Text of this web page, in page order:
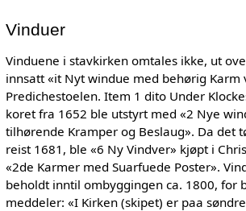
Vinduer
Vinduene i stavkirken omtales ikke, ut
innsatt «it Nyt windue med behørig Karm
Predichestoelen. Item 1 dito Under
koret fra 1652 ble utstyrt med «2 Nye
tilhørende Kramper og Beslaug». Da det
reist 1681, ble «6 Ny Vindver» kjøpt i
«2de Karmer med Suarfuede Poster».
beholdt inntil ombyggingen ca. 1800, for
meddeler: «I Kirken (skipet) er paa